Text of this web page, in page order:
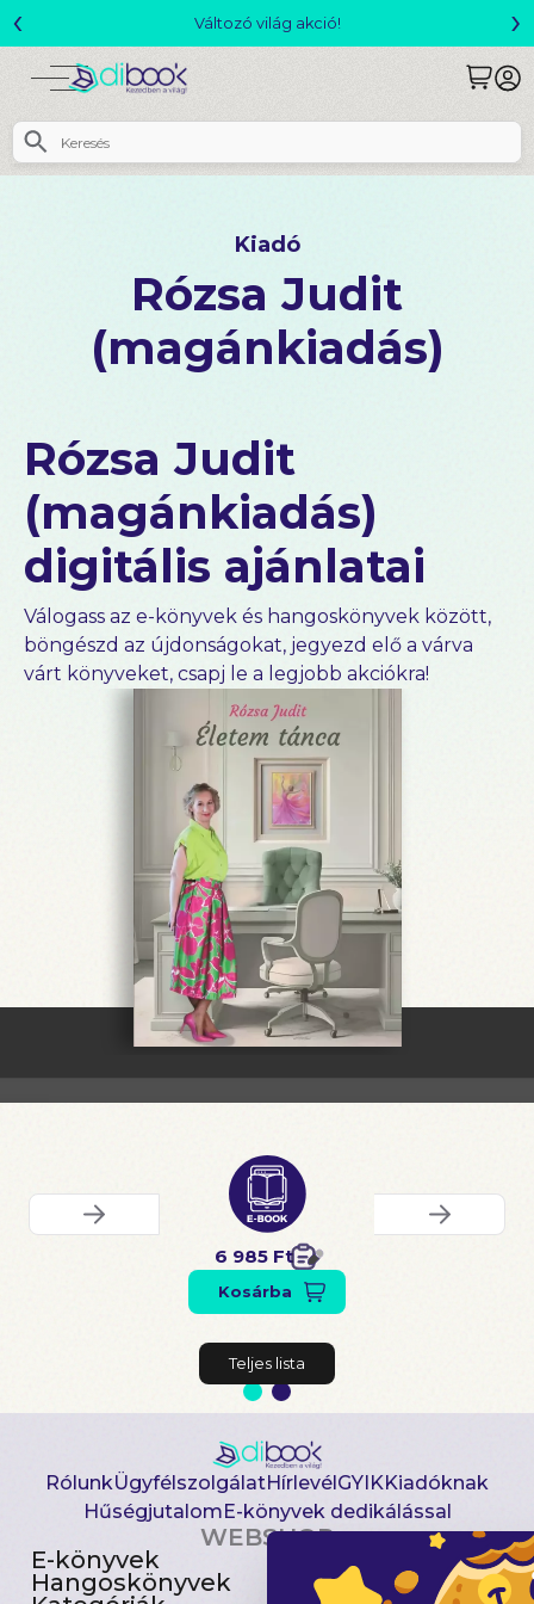
Csomagajánlatok- Akár 25% kedvezménnyel!
‹ ›
Kiadó
Rózsa Judit
(magánkiadás)
Rózsa Judit
(magánkiadás)
digitális ajánlatai
Válogass az e-könyvek és hangoskönyvek között,
böngészd az újdonságokat, jegyezd elő a várva
várt könyveket, csapj le a legjobb akciókra!
6 985 Ft
Kosárba
Teljes lista
RólunkÜgyfélszolgálatHírlevél GYIKKiadóknak
Hűségjutalom E-könyvek dedikálással
WEBSHOP
E-könyvek
Hangoskönyvek
Csomagajánlatok
Akciósak